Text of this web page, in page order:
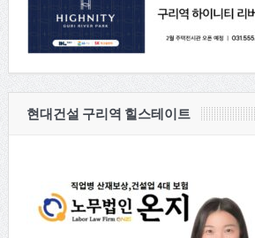
현대건설 구리역 힐스테이트